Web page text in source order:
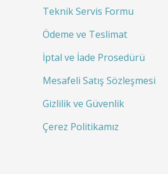
Teknik Servis Formu
Ödeme ve Teslimat
İptal ve İade Prosedürü
Mesafeli Satış Sözleşmesi
Gizlilik ve Güvenlik
Çerez Politikamız